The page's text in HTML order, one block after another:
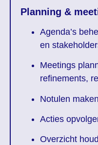
Planning &
Agenda’s
en
Meetings
refinements,
Notulen
Acties
Overzicht